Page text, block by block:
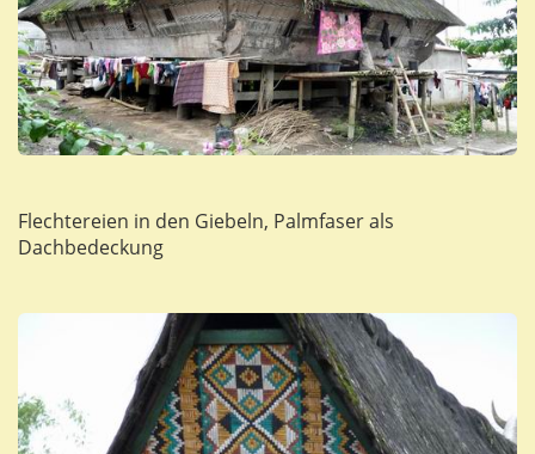
Flechtereien in den Giebeln, Palmfaser als
Dachbedeckung